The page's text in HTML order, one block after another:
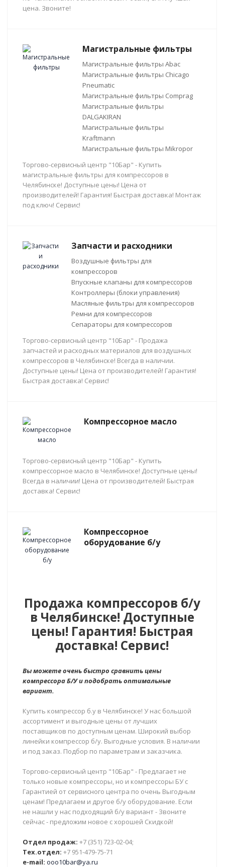
цена. Звоните!
Магистральные фильтры
Магистральные фильтры Abac
Магистральные фильтры Chicago
Pneumatic
Магистральные фильтры Comprag
Магистральные фильтры
DALGAKIRAN
Магистральные фильтры
Kraftmann
Магистральные фильтры Mikropor
Торгово-сервисный центр "10Бар" - Купить
магистральные фильтры для компрессоров в
Челябинске! Доступные цены! Цена от
производителей! Гарантия! Быстрая доставка! Монтаж
под ключ! Сервис!
Запчасти и расходники
Воздушные фильтры для
компрессоров
Впускные клапаны для компрессоров
Контроллеры (блоки управления)
Масляные фильтры для компрессоров
Ремни для компрессоров
Сепараторы для компрессоров
Торгово-сервисный центр "10Бар" - Продажа
запчастей и расходных материалов для воздушных
компрессоров в Челябинске! Всегда в наличии.
Доступные цены! Цена от производителей! Гарантия!
Быстрая доставка! Сервис!
Компрессорное масло
Торгово-сервисный центр "10Бар" - Купить
компрессорное масло в Челябинске! Доступные цены!
Всегда в наличии! Цена от производителей! Быстрая
доставка! Сервис!
Компрессорное
оборудование б/у
Продажа компрессоров б/у
в Челябинске! Доступные
цены! Гарантия! Быстрая
доставка! Сервис!
Вы можете очень быстро сравнить цены
компрессора Б/У и подобрать оптимальные
вариант.
Купить компрессор б.у в Челябинске! У нас большой
ассортимент и выгодные цены от лучших
поставщиков по доступным ценам. Широкий выбор
линейки компрессор б/у. Выгодные условия. В наличии
и под заказ. Подбор по параметрам и заказчика.
Торгово-сервисный центр "10Бар" - Предлагает не
только новые компрессоры, но и компрессоры БУ с
Гарантией от сервисного центра по очень Выгодным
ценам! Предлагаем и другое б/у оборудование. Если
не нашли у нас подходящий б/у вариант - Звоните
сейчас - предложим новое с хорошей Скидкой!
Отдел продаж: +7 (351) 723-02-04;
Тех.отдел: +7 951-479-75-71
e-mail: ooo10bar@ya.ru